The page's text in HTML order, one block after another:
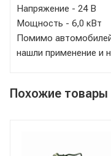
Напряжение - 24 В
Мощность - 6,0 кВт
Помимо
нашли применение и
Похожие товары